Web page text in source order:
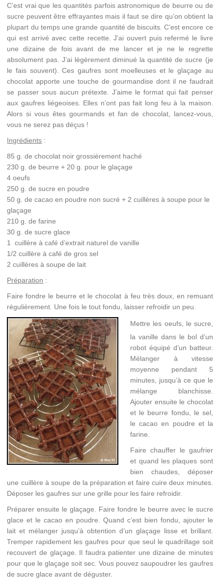
C’est vrai que les quantités parfois astronomique de beurre ou de
sucre peuvent être effrayantes mais il faut se dire qu’on obtient la
plupart du temps une grande quantité de biscuits. C’est encore ce
qui est arrivé avec cette recette. J’ai ouvert puis refermé le livre
une dizaine de fois avant de me lancer et je ne le regrette
absolument pas. J’ai légèrement diminué la quantité de sucre (je
le fais souvent). Ces gaufres sont moelleuses et le glaçage au
chocolat apporte une touche de gourmandise dont il ne faudrait
se passer sous aucun prétexte. J’aime le format qui fait penser
aux gaufres liégeoises. Elles n’ont pas fait long feu à la maison.
Alors si vous êtes gourmands et fan de chocolat, lancez-vous,
vous ne serez pas déçus !
Ingrédients :
85 g. de chocolat noir grossièrement haché
230 g. de beurre + 20 g. pour le glaçage
4 oeufs
250 g. de sucre en poudre
50 g. de cacao en poudre non sucré + 2 cuillères à soupe pour le
glaçage
210 g. de farine
30 g. de sucre glace
1 cuillère à café d’extrait naturel de vanille
1/2 cuillère à café de gros sel
2 cuillères à soupe de lait
Préparation :
Faire fondre le beurre et le chocolat à feu très doux, en remuant
régulièrement. Une fois le tout fondu, laisser refroidir un peu.
Mettre les oeufs, le sucre,
la vanille dans le bol d’un
robot équipé d’un batteur.
Mélanger à vitesse
moyenne pendant 5
minutes, jusqu’à ce que le
mélange blanchisse.
Ajouter ensuite le chocolat
et le beurre fondu, le sel,
le cacao en poudre et la
farine.
Faire chauffer le gaufrier
et quand les plaques sont
bien chaudes, déposer
une cuillère à soupe de la préparation et faire cuire deux minutes.
Déposer les gaufres sur une grille pour les faire refroidir.
Préparer ensuite le glaçage. Faire fondre le beurre avec le sucre
glace et le cacao en poudre. Quand c’est bien fondu, ajouter le
lait et mélanger jusqu’à obtention d’un glaçage lisse et brillant.
Tremper rapidement les gaufres pour que seul le quadrillage soit
recouvert de glaçage. Il faudra patienter une dizaine de minutes
pour que le glaçage soit sec. Vous pouvez saupoudrer les gaufres
de sucre glace avant de déguster.